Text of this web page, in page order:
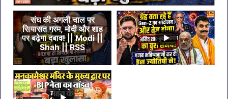
संघ की अगली चाल पर
सियासत गरम, मोदी और शाह
पर बढ़ेगा दबाव! || Modi ||
Shah || RSS